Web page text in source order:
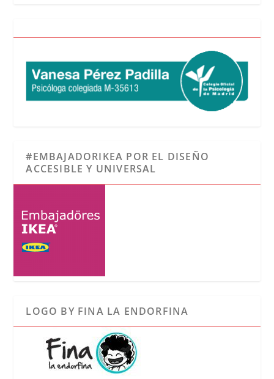
#EMBAJADORIKEA POR EL DISEÑO
ACCESIBLE Y UNIVERSAL
LOGO BY FINA LA ENDORFINA